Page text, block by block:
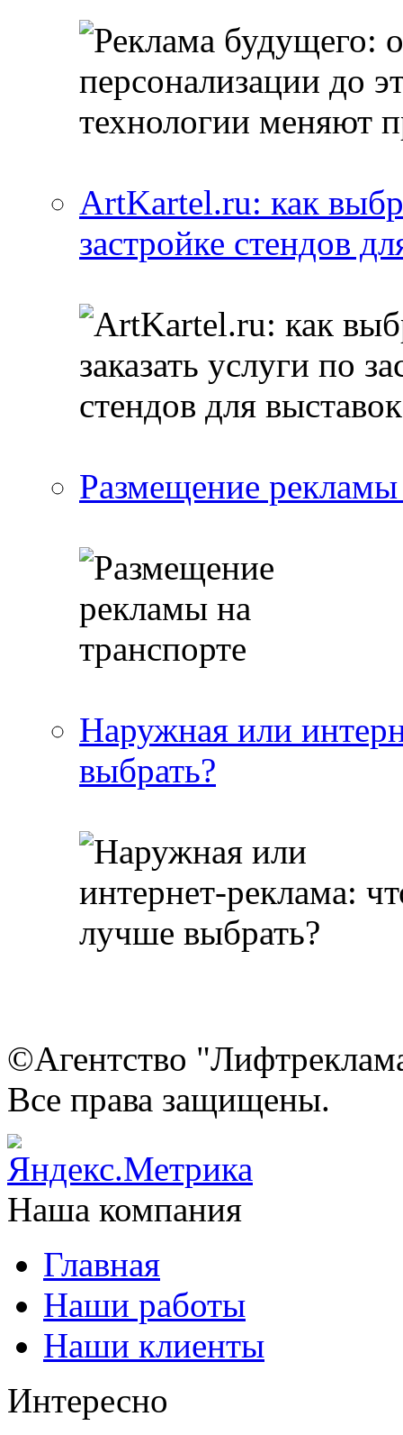
ArtKartel.ru: как
застройке стендов
Размещение рекламы
Наружная или
выбрать?
©Агентство
Все права защищены.
Наша компания
Главная
Наши работы
Наши клиенты
Интересно